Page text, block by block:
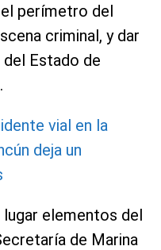
perímetro del
criminal, y dar
del Estado de
vial en la
deja un
elementos del
de Marina